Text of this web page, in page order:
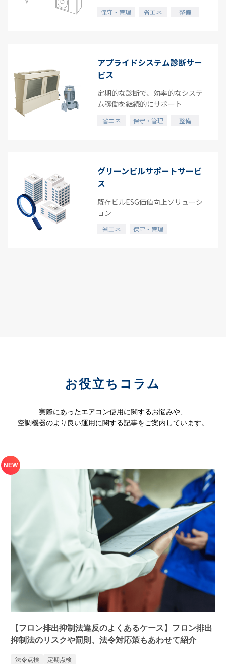
保守・管理 省エネ 整備
アプライドシステム診断サー
ビス
定期的な診断で、効率的なシステ
ム稼働を継続的にサポート
省エネ 保守・管理 整備
グリーンビルサポートサービ
ス
既存ビルESG価値向上ソリューシ
ョン
省エネ 保守・管理
お役立ちコラム
実際にあったエアコン使用に関するお悩みや、
空調機器のより良い運用に関する記事をご案内しています。
【フロン排出抑制法違反のよくあるケース】フロン排出
抑制法のリスクや罰則、法令対応策もあわせて紹介
法令点検 定期点検
NEW